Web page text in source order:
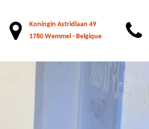
Koningin Astridlaan 49
1780 Wemmel - Belgique